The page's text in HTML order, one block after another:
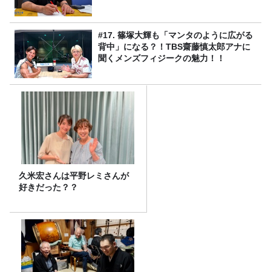
#17. 篠塚大輝も「マンタのように広がる
背中」になる？！TBS齋藤慎太郎アナに
聞くメンズフィジークの魅力！！
久米宏さんは平野レミさんが
好きだった？？